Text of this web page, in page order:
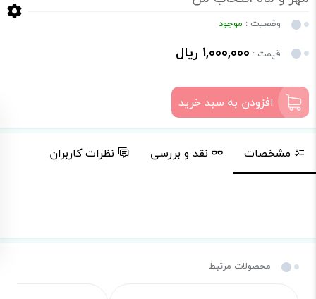
وضعیت : موجود
قیمت : 1,000,000 ریال
افزودن به سبد خرید
مشخصات نقد و بررسی نظرات کاربران
محصولات مرتبط